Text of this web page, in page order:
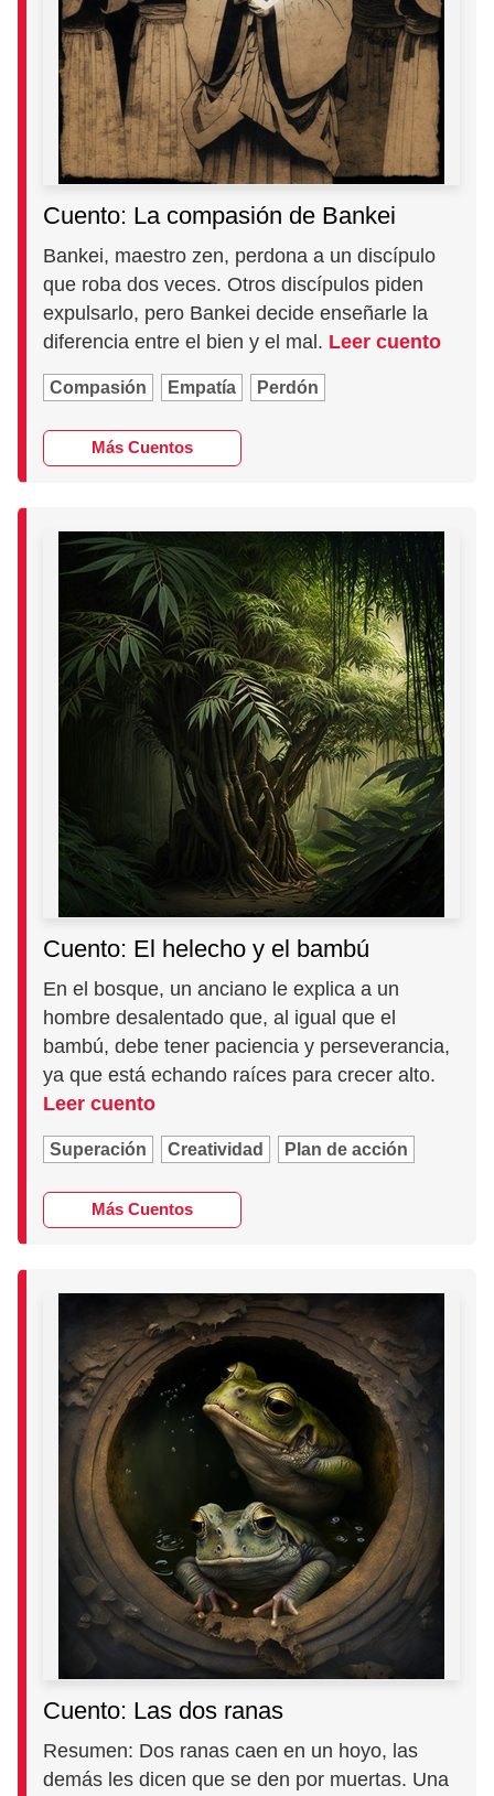
Cuento: La compasión de Bankei
Bankei, maestro zen, perdona a un discípulo
que roba dos veces. Otros discípulos piden
expulsarlo, pero Bankei decide enseñarle la
diferencia entre el bien y el mal. Leer cuento
Compasión Empatía Perdón
Más Cuentos
Cuento: El helecho y el bambú
En el bosque, un anciano le explica a un
hombre desalentado que, al igual que el
bambú, debe tener paciencia y perseverancia,
ya que está echando raíces para crecer alto.
Leer cuento
Superación Creatividad Plan de acción
Más Cuentos
Cuento: Las dos ranas
Resumen: Dos ranas caen en un hoyo, las
demás les dicen que se den por muertas. Una